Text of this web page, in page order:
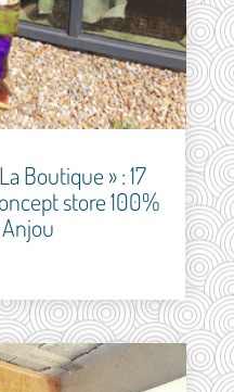
Boutique » : 17
store 100%